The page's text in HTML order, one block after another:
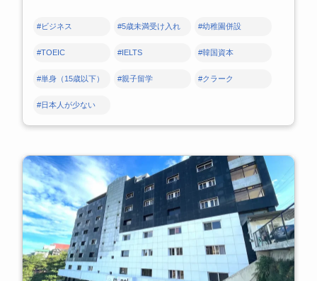
#ビジネス #5歳未満受け入れ #幼稚園併設
#TOEIC #IELTS #韓国資本
#単身（15歳以下） #親子留学 #クラーク
#日本人が少ない